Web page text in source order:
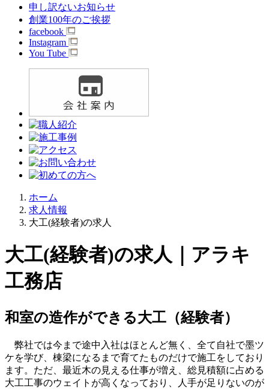
申し訳ないお知らせ
創業100年のご挨拶
facebook
Instagram
You Tube
ホーム
求人情報
大工(経験者)の求人
大工(経験者)の求人｜アラキ
工務店
和室の造作ができる大工（経験者）
弊社では今まで途中入社はほとんど無く、全て自社で墨ツ
ケを学び、棟梁になるまで育てたものだけで施工をしており
ます。ただ、最近木の見える仕事が増え、総見積額に占める
大工工事のウェイトが高くなっており、人手が足りないのが